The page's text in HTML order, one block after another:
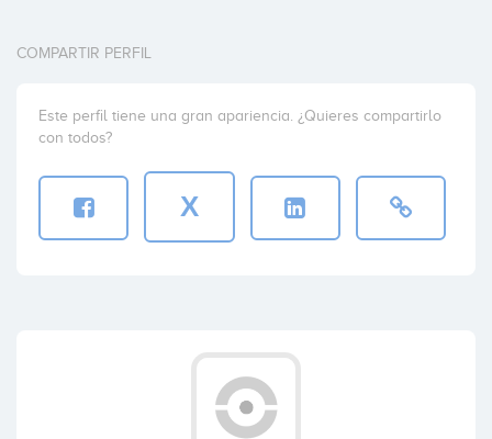
COMPARTIR PERFIL
Este perfil tiene una gran apariencia. ¿Quieres compartirlo
con todos?
X